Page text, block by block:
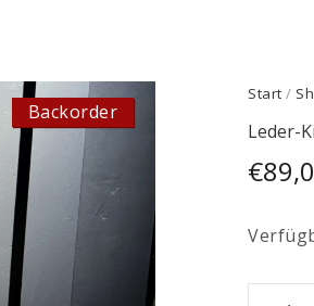
Backorder
Start /
Leder-
€